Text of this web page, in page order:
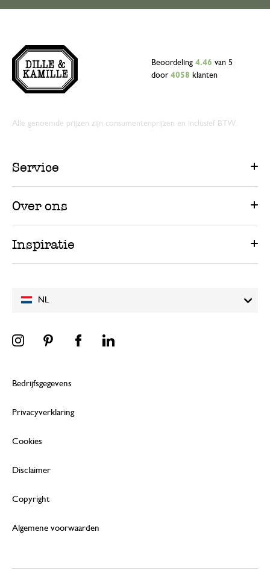
NL
Beoordeling 4.46 van 5
door 4058 klanten
Alle genoemde prijzen zijn consumentenprijzen en inclusief BTW.
Service
Over ons
Inspiratie
Bedrijfsgegevens
Privacyverklaring
Cookies
Disclaimer
Copyright
Algemene voorwaarden